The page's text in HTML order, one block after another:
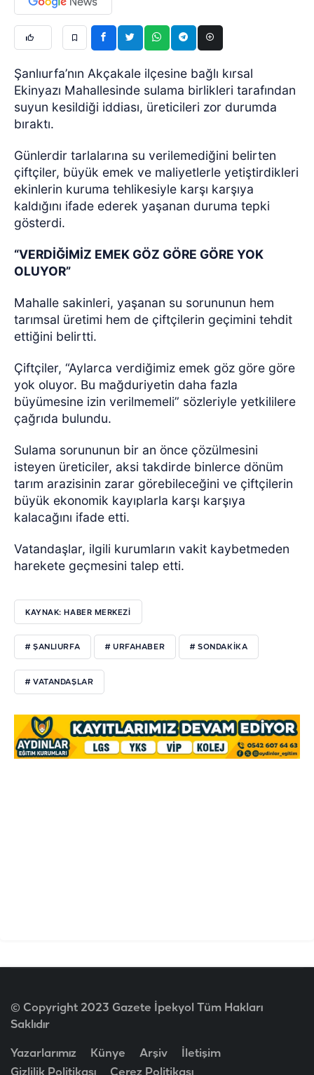
Şanlıurfa’nın Akçakale ilçesine bağlı kırsal
Ekinyazı Mahallesinde sulama birlikleri tarafından
suyun kesildiği iddiası, üreticileri zor durumda
bıraktı.
Günlerdir tarlalarına su verilemediğini belirten
çiftçiler, büyük emek ve maliyetlerle yetiştirdikleri
ekinlerin kuruma tehlikesiyle karşı karşıya
kaldığını ifade ederek yaşanan duruma tepki
gösterdi.
“VERDİĞİMİZ EMEK GÖZ GÖRE GÖRE YOK
OLUYOR”
Mahalle sakinleri, yaşanan su sorununun hem
tarımsal üretimi hem de çiftçilerin geçimini tehdit
ettiğini belirtti.
Çiftçiler, “Aylarca verdiğimiz emek göz göre göre
yok oluyor. Bu mağduriyetin daha fazla
büyümesine izin verilmemeli” sözleriyle yetkililere
çağrıda bulundu.
Sulama sorununun bir an önce çözülmesini
isteyen üreticiler, aksi takdirde binlerce dönüm
tarım arazisinin zarar görebileceğini ve çiftçilerin
büyük ekonomik kayıplarla karşı karşıya
kalacağını ifade etti.
Vatandaşlar, ilgili kurumların vakit kaybetmeden
harekete geçmesini talep etti.
KAYNAK: HABER MERKEZI
# ŞANLIURFA # URFAHABER # SONDAKİKA
# VATANDAŞLAR
© Copyright 2023 Gazete İpekyol Tüm Hakları
Saklıdır
Yazarlarımız Künye Arşiv
İletişim
Gizlilik Politikası
Çerez Politikası